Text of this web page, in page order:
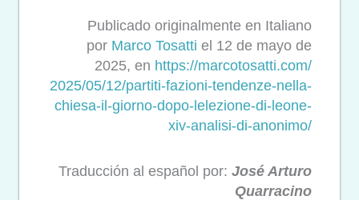
Publicado originalmente en Italiano
por Marco Tosatti el 12 de mayo de
2025, en https://marcotosatti.com/
2025/05/12/partiti-fazioni-tendenze-nella-
chiesa-il-giorno-dopo-lelezione-di- leone-
xiv-analisi-di-anonimo/
Traducción al español por: José Arturo
Quarracino